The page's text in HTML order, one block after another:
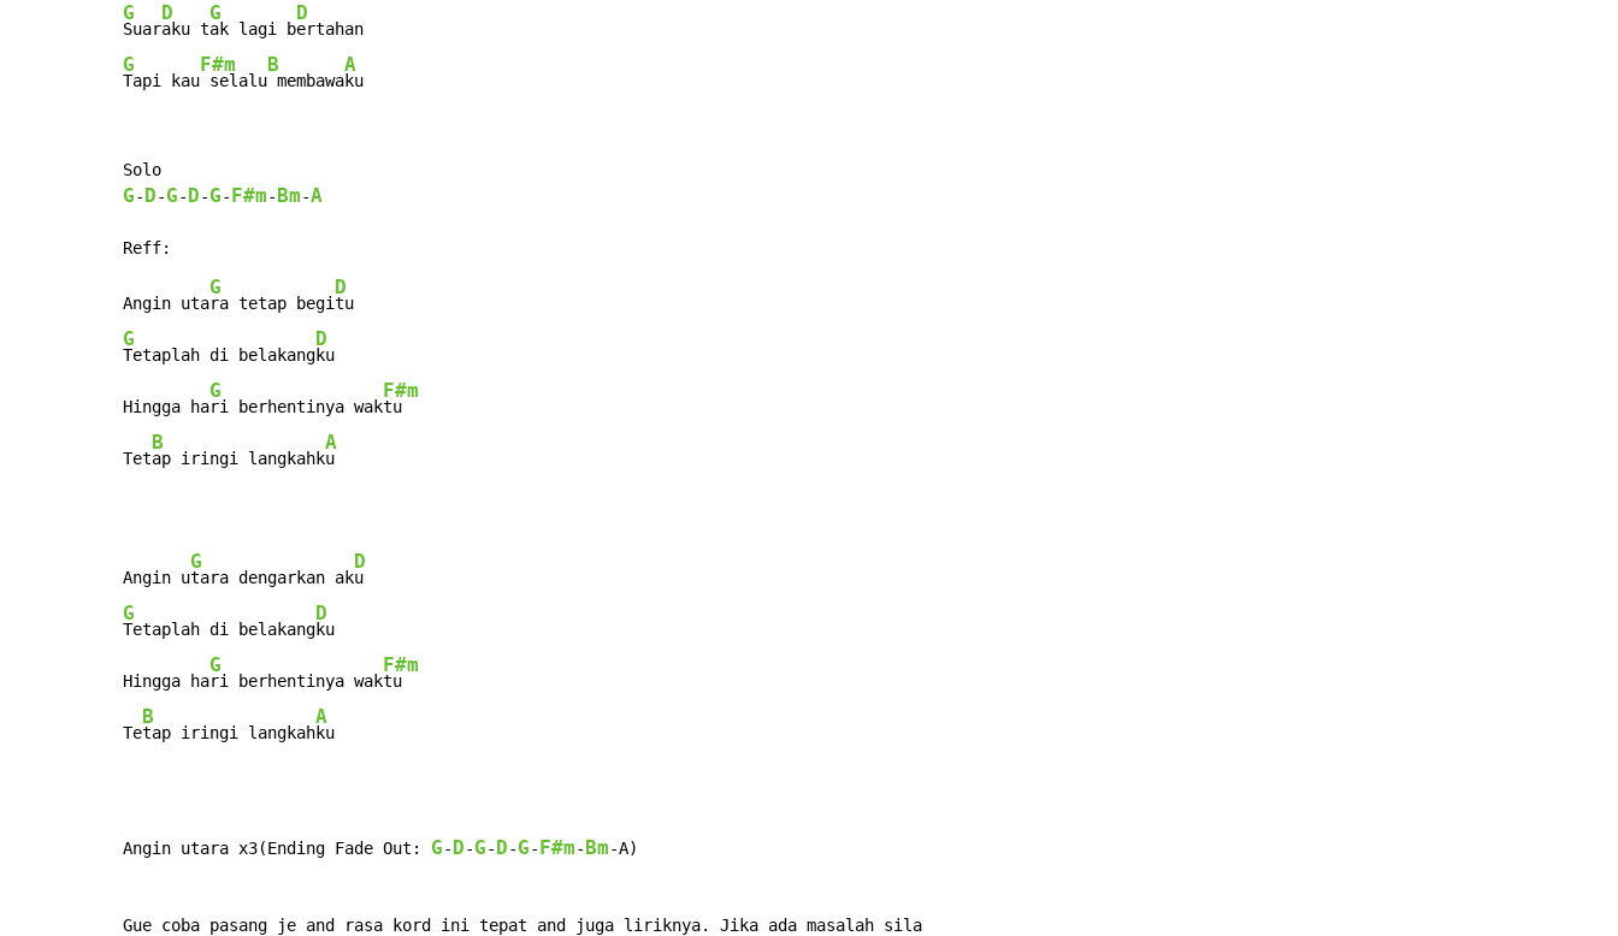
G
Suar
D
aku t
G
ak lagi b
D
G
Tapi kau
F#m
selalu
B
membawa
A
ku
G- D-G- D-G- F#m- Bm-A
Angin uta
G
ra tetap begi
D
G
Tetaplah di belakang
D
ku
Hingga ha
G
ri berhentinya wak
F#m
tu
Tet
B
ap iringi langkahk
A
u
Angin u
G
tara dengarkan ak
D
G
Tetaplah di belakang
D
ku
Hingga ha
G
ri berhentinya wak
F#m
tu
Te
B
tap iringi langkah
A
ku
Angin utara x3(Ending Fade Out: G- D-G- D-G- F#m- Bm-A)
Gue coba pasang je and rasa kord ini tepat and juga liriknya. Jika ada masalah sila